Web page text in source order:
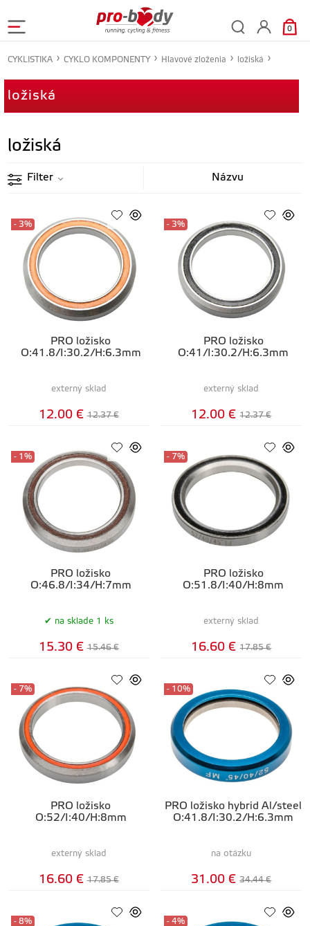
0
ložiská
CYKLISTIKA CYKLO KOMPONENTY Hlavové zloženia ložiská
ložiská
Filter
PRO ložisko
O:41.8/I:30.2/H:6.3mm
- 3%
externý sklad
12.00 € 12.37 €
PRO ložisko
O:41/I:30.2/H:6.3mm
- 3%
externý sklad
12.00 € 12.37 €
PRO ložisko
O:46.8/I:34/H:7mm
- 1%
na sklade 1 ks
15.30 € 15.46 €
PRO ložisko
O:51.8/I:40/H:8mm
- 7%
externý sklad
16.60 € 17.85 €
PRO ložisko
O:52/I:40/H:8mm
- 7%
externý sklad
16.60 € 17.85 €
PRO ložisko hybrid Al/steel
O:41.8/I:30.2/H:6.3mm
- 10%
na otázku
31.00 € 34.44 €
- 8% - 4%